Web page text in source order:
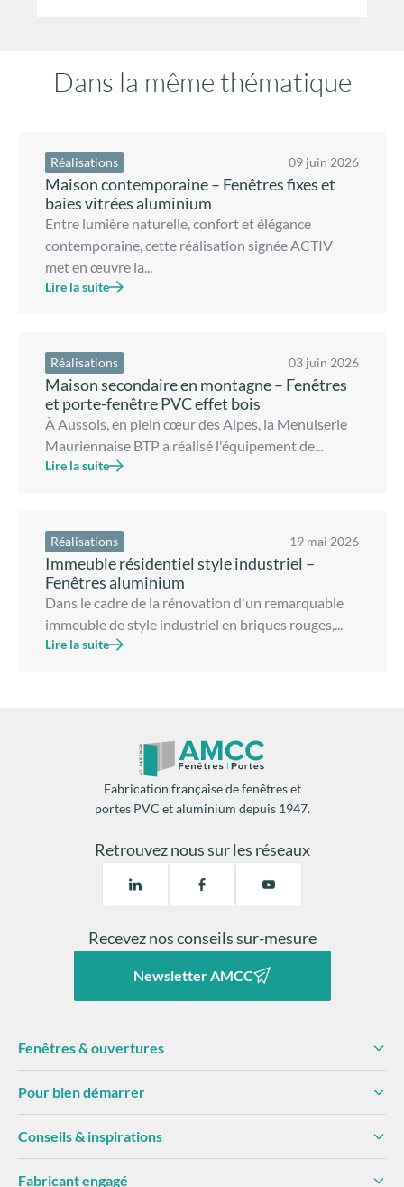
Dans la même thématique
Réalisations 09 juin 2026
Maison contemporaine – Fenêtres fixes et
baies vitrées aluminium
Entre lumière naturelle, confort et élégance
contemporaine, cette réalisation signée ACTIV
met en œuvre la...
Lire la suite
Réalisations 03 juin 2026
Maison secondaire en montagne – Fenêtres
et porte-fenêtre PVC effet bois
À Aussois, en plein cœur des Alpes, la Menuiserie
Mauriennaise BTP a réalisé l'équipement de...
Lire la suite
Réalisations 19 mai 2026
Immeuble résidentiel style industriel –
Fenêtres aluminium
Dans le cadre de la rénovation d'un remarquable
immeuble de style industriel en briques rouges,...
Lire la suite
Fabrication française de fenêtres et
portes PVC et aluminium depuis 1947.
Retrouvez nous sur les réseaux
Recevez nos conseils sur-mesure
Newsletter AMCC
Fenêtres & ouvertures
Pour bien démarrer
Conseils & inspirations
Fabricant engagé